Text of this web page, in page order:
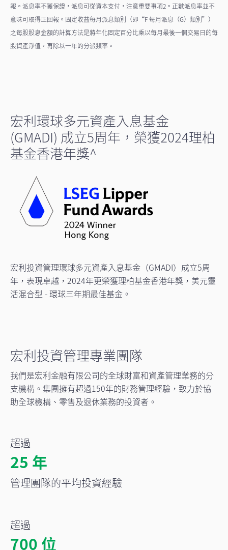
報。派息率不獲保證，派息可從資本支付，注意重要事項2。正數派息率並不
意味可取得正回報。固定收益每月派息類別（即“F 每月派息（G）類別”）
之每股股息金額的計算方法是將年化固定百分比乘以每月最後一個交易日的每
股資產淨值，再除以一年的分派頻率。
宏利環球多元資產入息基金
(GMADI) 成立5周年，榮獲2024理柏
基金香港年獎^
宏利投資管理環球多元資產入息基金（GMADI）成立5周
年，表現卓越，2024年更榮獲理柏基金香港年獎，美元靈
活混合型 - 環球三年期最佳基金。
宏利投資管理專業團隊
我們是宏利金融有限公司的全球財富和資產管理業務的分
支機構。集團擁有超過150年的財務管理經驗，致力於協
助全球機構、零售及退休業務的投資者。
超過
25 年
管理團隊的平均投資經驗
超過
700 位